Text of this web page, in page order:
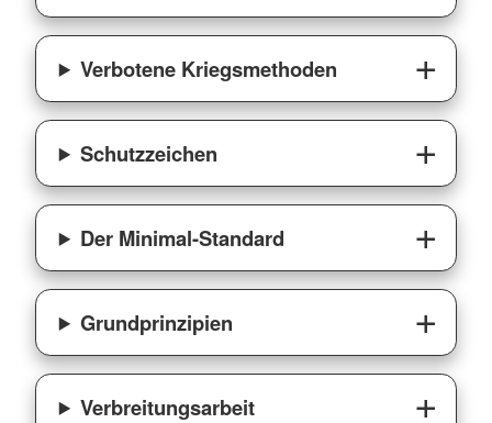
Verbotene Kriegsmethoden
Schutzzeichen
Der Minimal-Standard
Grundprinzipien
Verbreitungsarbeit